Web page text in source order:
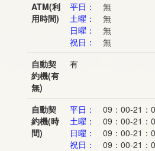
ATM(利
用時間)
平日：
無
土曜：
無
日曜：
無
祝日：
無
自動契
約機(有
無)
有
自動契
約機(時
間)
平日：
09：00-21：
土曜：
09：00-21：
日曜：
09：00-21：
祝日：
09：00-21：